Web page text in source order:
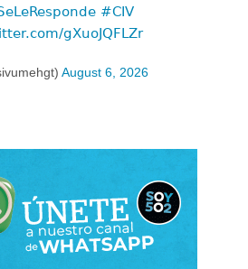
#CIV
gXuoJQFLZr
August 6, 2026